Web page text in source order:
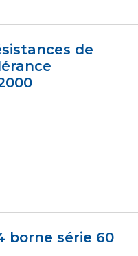
de
borne série 60